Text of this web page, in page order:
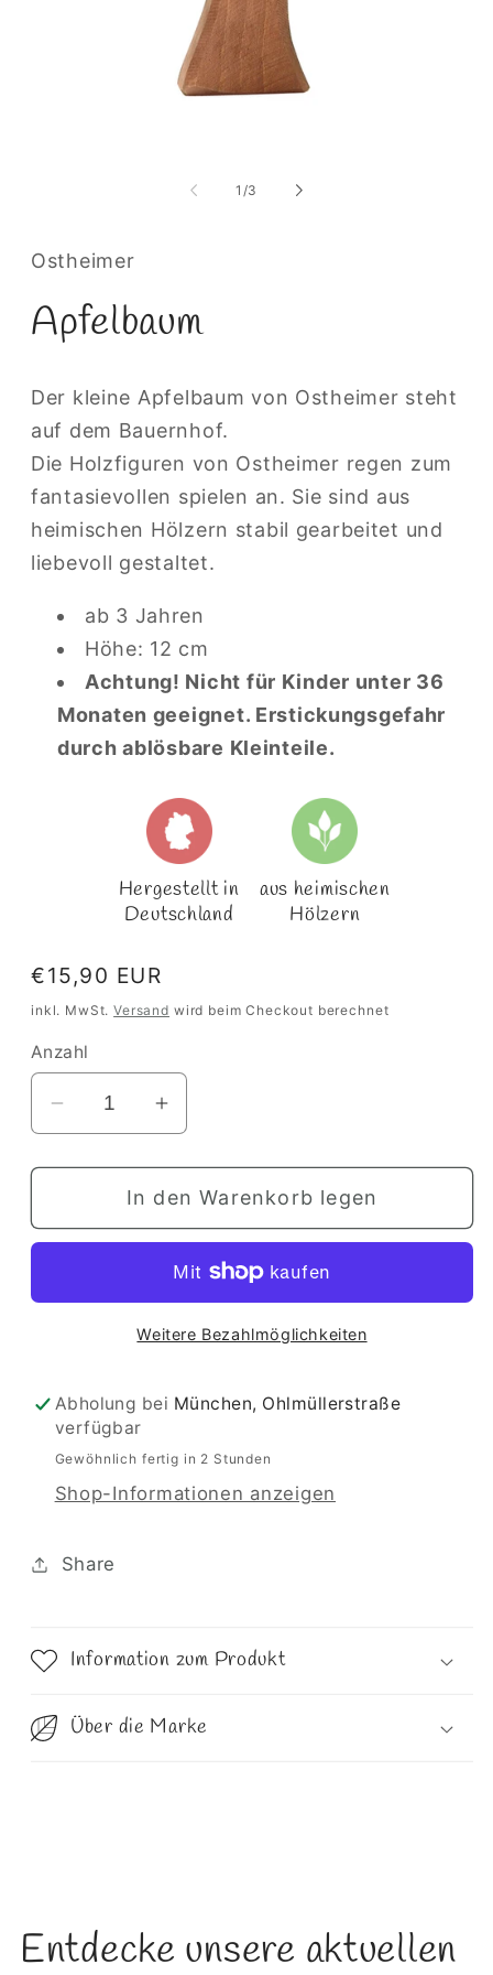
1 /von
3
Ostheimer
Apfelbaum
Der kleine Apfelbaum von Ostheimer steht
auf dem Bauernhof.
Die Holzfiguren von Ostheimer regen zum
fantasievollen spielen an. Sie sind aus
heimischen Hölzern stabil gearbeitet und
liebevoll gestaltet.
ab 3 Jahren
Höhe: 12 cm
Achtung! Nicht für Kinder unter 36
Monaten geeignet. Erstickungsgefahr
durch ablösbare Kleinteile.
Hergestellt in
Deutschland
aus heimischen
Hölzern
Normaler
Preis
€15,90 EUR
inkl. MwSt.Versand wird beim Checkout berechnet
Anzahl
Verringere
Menge
Apfelbaum
Erhöhe
Menge
für
Apfelbaum
In den Warenkorb legen
Weitere Bezahlmöglichkeiten
Abholung bei München, Ohlmüllerstraße
verfügbar
Gewöhnlich fertig in 2 Stunden
Shop-Informationen anzeigen
Share
Information zum Produkt
Über die Marke
Entdecke unsere aktuellen